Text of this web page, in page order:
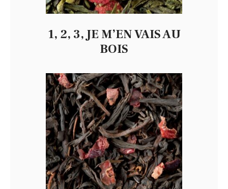
1, 2, 3, JE M’EN VAIS AU
BOIS